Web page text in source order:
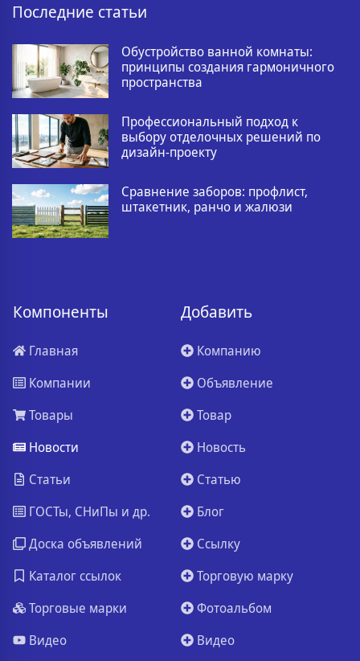
Последние статьи
Обустройство ванной комнаты:
принципы создания гармоничного
пространства
Профессиональный подход к
выбору отделочных решений по
дизайн-проекту
Сравнение заборов: профлист,
штакетник, ранчо и жалюзи
Компоненты
Главная
Компании
Товары
Новости
Статьи
ГОСТы, СНиПы и др.
Доска объявлений
Каталог ссылок
Торговые марки
Видео
Добавить
Компанию
Объявление
Товар
Новость
Статью
Блог
Ссылку
Торговую марку
Фотоальбом
Видео